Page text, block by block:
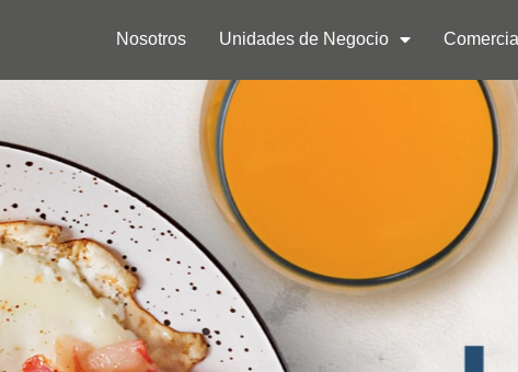
Nosotros Unidades de Negocio